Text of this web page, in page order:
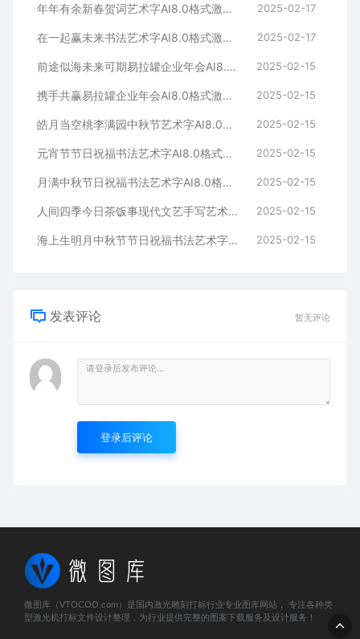
年年有余新春贺词艺术字AI8.0格式激光打标文件通用矢量图 2025-02-17
在一起赢未来书法艺术字AI8.0格式激光打标文件通用矢量图 2025-02-17
前途似海未来可期易拉罐企业年会AI8.0格式激光打标文件通用矢量图 2025-02-15
携手共赢易拉罐企业年会AI8.0格式激光打标文件通用矢量图 2025-02-15
皓月当空桃李满园中秋节艺术字AI8.0格式激光打标文件通用矢量图 2025-02-15
元宵节节日祝福书法艺术字AI8.0格式激光打标文件通用矢量图 2025-02-15
月满中秋节日祝福书法艺术字AI8.0格式激光打标文件通用矢量图 2025-02-15
人间四季今日茶饭事现代文艺手写艺术字AI8.0格式激光打标文件通用矢量图 2025-02-15
海上生明月中秋节节日祝福书法艺术字AI8.0格式激光打标文件通用矢量图 2025-02-15
发表评论 暂无评论
登录后评论
微图库（VTOCOO.com）是国内激光雕刻打标行业专业图库网站， 专注各种类
型激光机打标文件设计整理，为行业提供完整的图案下载服务及设计服务！